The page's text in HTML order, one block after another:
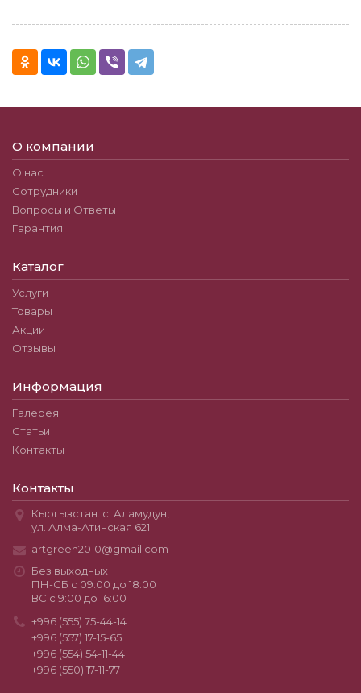
О компании
О нас
Сотрудники
Вопросы и Ответы
Гарантия
Каталог
Услуги
Товары
Акции
Отзывы
Информация
Галерея
Статьи
Контакты
Контакты
Кыргызстан. с. Аламудун,
ул. Алма-Атинская 621
artgreen2010@gmail.com
Без выходных
ПН-СБ с 09:00 до 18:00
ВС с 9:00 до 16:00
+996 (555) 75-44-14
+996 (557) 17-15-65
+996 (554) 54-11-44
+996 (550) 17-11-77